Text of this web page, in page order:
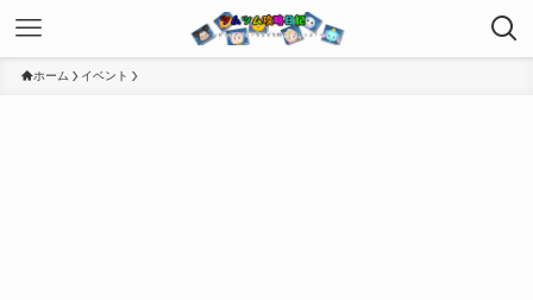
ホーム イベント